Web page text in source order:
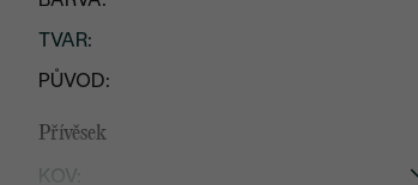
TVAR:
PŮVOD:
Přívěsek
KOV